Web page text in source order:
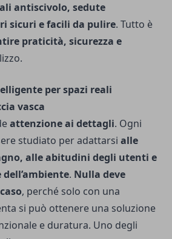
antiscivolo, sedute
sicuri e facili da pulire. Tutto è
praticità, sicurezza e
per spazi reali
vasca
attenzione ai dettagli. Ogni
studiato per adattarsi alle
alle abitudini degli utenti e
. Nulla deve
, perché solo con una
si può ottenere una soluzione
e duratura. Uno degli